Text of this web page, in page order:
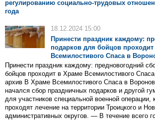
регулированию социально-трудовых
года
18.12.2024 15:00
Принести праздник каждому:
подарков для бойцов
Всемилостивого Спаса в
Принести праздник каждому: предновогодний
бойцов проходит в Храме Всемилостивого
архив В Храме Всемилостивого Спаса в
начался сбор праздничных подарков и другой
для участников специальной военной операции,
проходят лечение на территории Троицкого и
административных округов. — В течение всего